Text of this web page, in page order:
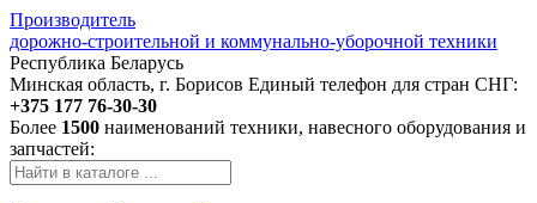
Производитель
дорожно-строительной и коммунально-уборочной техники
Республика Беларусь
Минская область, г. Борисов Единый телефон для стран СНГ:
+375 177 76-30-30
Более 1500 наименований техники, навесного оборудования и
запчастей: